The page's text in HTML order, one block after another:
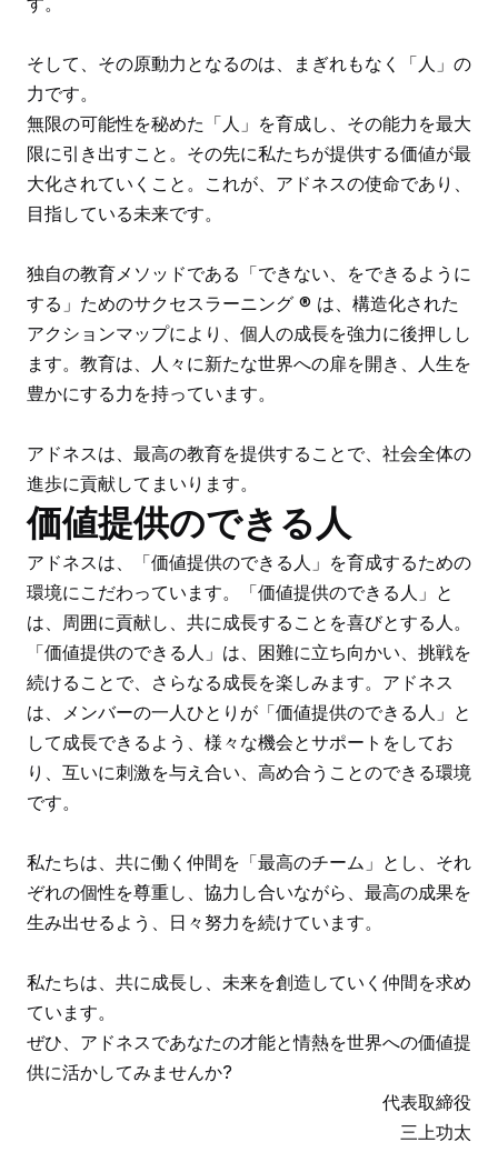
そして、その原動力となるのは、まぎれもなく「人」の
力です。
無限の可能性を秘めた「人」を育成し、その能力を最大
限に引き出すこと。その先に私たちが提供する価値が最
大化されていくこと。これが、アドネスの使命であり、
目指している未来です。
独自の教育メソッドである「できない、をできるように
する」ためのサクセスラーニング ®︎ は、構造化された
アクションマップにより、個人の成長を強力に後押しし
ます。教育は、人々に新たな世界への扉を開き、人生を
豊かにする力を持っています。
アドネスは、最高の教育を提供することで、社会全体の
進歩に貢献してまいります。
価値提供のできる人
アドネスは、「価値提供のできる人」を育成するための
環境にこだわっています。「価値提供のできる人」と
は、周囲に貢献し、共に成長することを喜びとする人。
「価値提供のできる人」は、困難に立ち向かい、挑戦を
続けることで、さらなる成長を楽しみます。アドネス
は、メンバーの一人ひとりが「価値提供のできる人」と
して成長できるよう、様々な機会とサポートをしてお
り、互いに刺激を与え合い、高め合うことのできる環境
です。
私たちは、共に働く仲間を「最高のチーム」とし、それ
ぞれの個性を尊重し、協力し合いながら、最高の成果を
生み出せるよう、日々努力を続けています。
私たちは、共に成長し、未来を創造していく仲間を求め
ています。
ぜひ、アドネスであなたの才能と情熱を世界への価値提
供に活かしてみませんか?
代表取締役
三上功太